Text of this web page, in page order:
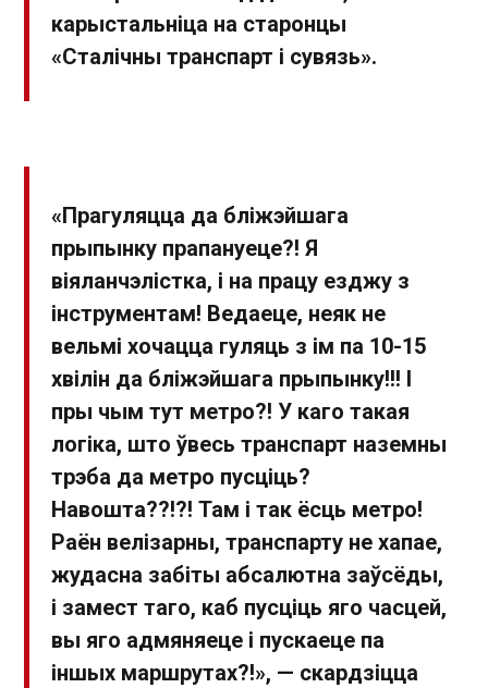
карыстальніца на старонцы
«Сталічны транспарт і сувязь».
«Прагуляцца да бліжэйшага
прыпынку прапануеце?! Я
віяланчэлістка, і на працу езджу з
інструментам! Ведаеце, неяк не
вельмі хочацца гуляць з ім па 10-15
хвілін да бліжэйшага прыпынку!!! І
пры чым тут метро?! У каго такая
логіка, што ўвесь транспарт наземны
трэба да метро пусціць?
Навошта??!?! Там і так ёсць метро!
Раён велізарны, транспарту не хапае,
жудасна забіты абсалютна заўсёды,
і замест таго, каб пусціць яго часцей,
вы яго адмяняеце і пускаеце па
іншых маршрутах?!», — скардзіцца